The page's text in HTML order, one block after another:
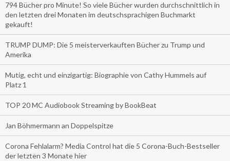
794 Bücher pro Minute! So viele Bücher wurden durchschnittlich in
den letzten drei Monaten im deutschsprachigen Buchmarkt
gekauft!
TRUMP DUMP: Die 5 meisterverkauften Bücher zu Trump und
Amerika
Mutig, echt und einzigartig: Biographie von Cathy Hummels auf
Platz 1
TOP 20 MC Audiobook Streaming by BookBeat
Jan Böhmermann an Doppelspitze
Corona Fehlalarm? Media Control hat die 5 Corona-Buch-Bestseller
der letzten 3 Monate hier